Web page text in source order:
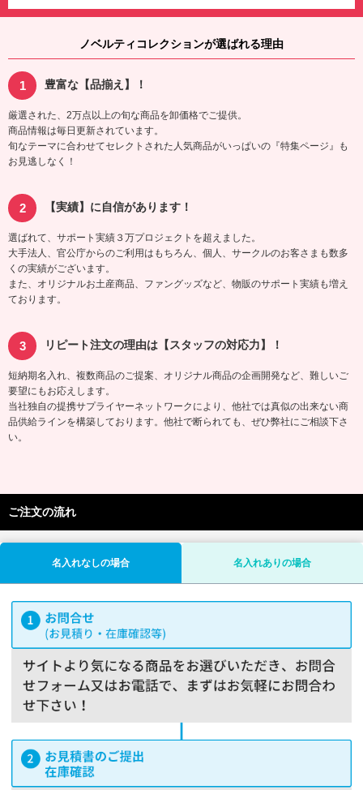
ノベルティコレクションが選ばれる理由
豊富な【品揃え】！
厳選された、2万点以上の旬な商品を卸価格でご提供。
商品情報は毎日更新されています。
旬なテーマに合わせてセレクトされた人気商品がいっぱいの『特集ページ』も
お見逃しなく！
【実績】に自信があります！
選ばれて、サポート実績３万プロジェクトを超えました。
大手法人、官公庁からのご利用はもちろん、個人、サークルのお客さまも数多
くの実績がございます。
また、オリジナルお土産商品、ファングッズなど、物販のサポート実績も増え
ております。
リピート注文の理由は【スタッフの対応力】！
短納期名入れ、複数商品のご提案、オリジナル商品の企画開発など、難しいご
要望にもお応えします。
当社独自の提携サプライヤーネットワークにより、他社では真似の出来ない商
品供給ラインを構築しております。他社で断られても、ぜひ弊社にご相談下さ
い。
ご注文の流れ
名入れなしの場合 名入れありの場合